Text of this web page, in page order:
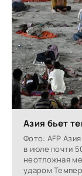
Азия бьет
Фото: AFP
в июле почти
неотложная
ударом